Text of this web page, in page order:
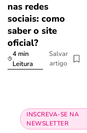
nas redes
sociais: como
saber o site
oficial?
4 min
Leitura
Salvar
artigo
INSCREVA-SE NA
NEWSLETTER